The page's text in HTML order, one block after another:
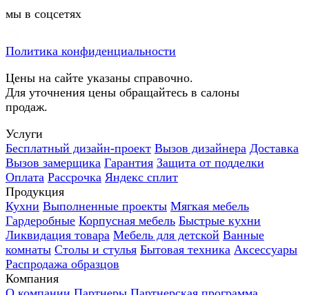
мы в соцсетях
Политика конфиденциальности
Цены на сайте указаны справочно.
Для уточнения цены обращайтесь в салоны
продаж.
Услуги
Бесплатный дизайн-проект Вызов дизайнера Доставка
Вызов замерщика Гарантия Защита от подделки
Оплата Рассрочка Яндекс сплит
Продукция
Кухни Выполненные проекты Мягкая мебель
Гардеробные Корпусная мебель Быстрые кухни
Ликвидация товара Мебель для детской Ванные
комнаты Столы и стулья Бытовая техника Аксессуары
Распродажа образцов
Компания